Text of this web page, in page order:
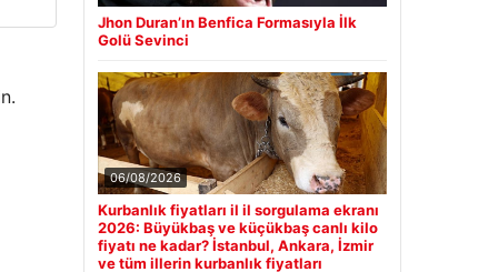
Jhon Duran’ın Benfica Formasıyla İlk
Golü Sevinci
06/08/2026
Kurbanlık fiyatları il il sorgulama ekranı
2026: Büyükbaş ve küçükbaş canlı kilo
fiyatı ne kadar? İstanbul, Ankara, İzmir
ve tüm illerin kurbanlık fiyatları